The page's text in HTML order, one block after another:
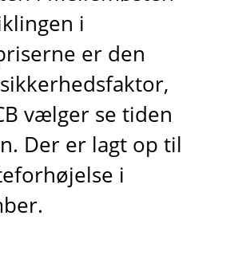
i
er den
vælger se tiden
Der er lagt op til
i